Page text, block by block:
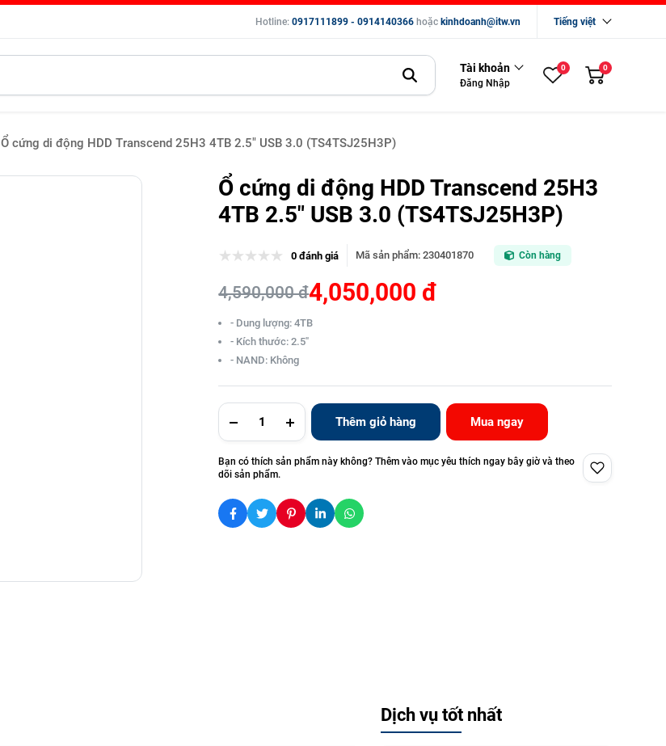
Hotline: 0917111899 - 0914140366 hoặc kinhdoanh@itw.vn Tiếng việt
Tài khoản
Đăng Nhập
0 0
Ổ cứng di động HDD Transcend 25H3 4TB 2.5" USB 3.0 (TS4TSJ25H3P)
Ổ cứng di động HDD Transcend 25H3
4TB 2.5" USB 3.0 (TS4TSJ25H3P)
0 đánh giá Mã sản phẩm:230401870 Còn hàng
4,590,000 đ4,050,000 đ
- Dung lượng: 4TB
- Kích thước: 2.5"
- NAND: Không
Thêm giỏ hàng Mua ngay
Bạn có thích sản phẩm này không? Thêm vào mục yêu thích ngay bây giờ và theo
dõi sản phẩm.
Dịch vụ tốt nhất